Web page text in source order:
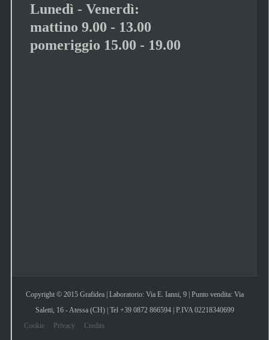
Lunedì - Venerdì:
mattino 9.00 - 13.00
pomeriggio 15.00 - 19.00
Copyright © 2015 Grafidea | Laboratorio: Via E. Ianni, 9 | Punto vendita: Via
Saletti, 16 - Atessa (CH) | Tel +39 0872 866594 | P.IVA 02218340699
Cookie
Privacy Credits